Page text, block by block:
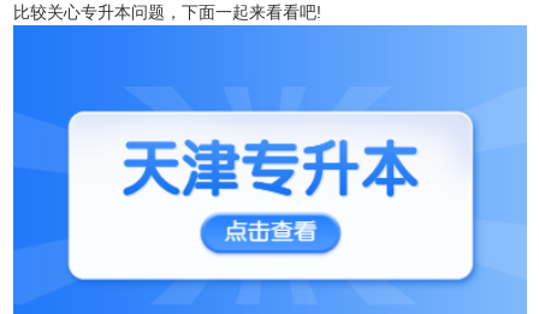
比较关心专升本问题，下面一起来看看吧!